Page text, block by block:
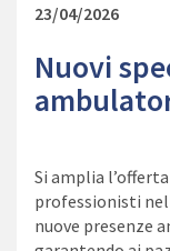
23/04/2026
Nuovi
Si amplia
professionisti
nuove presenze